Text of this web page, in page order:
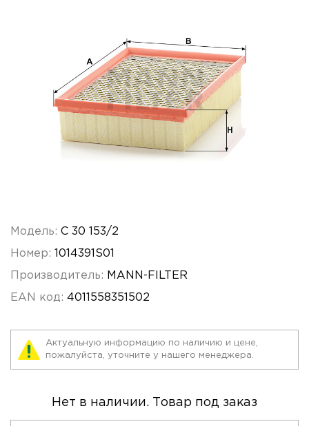
Модель: C 30 153/2
Номер: 1014391S01
Производитель: MANN-FILTER
EAN код: 4011558351502
Актуальную информацию по наличию и цене,
пожалуйста, уточните у нашего менеджера.
Нет в наличии. Товар под заказ